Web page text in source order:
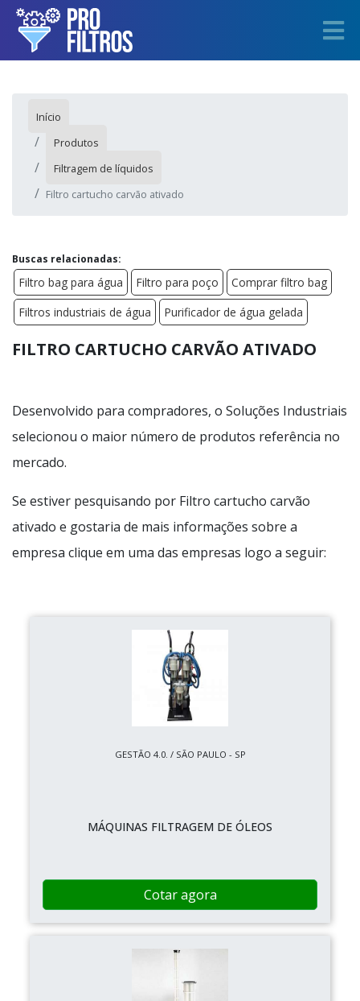
Início
Produtos
Filtragem de líquidos
Filtro cartucho carvão ativado
Buscas relacionadas:
Filtro bag para água Filtro para poço
Comprar filtro bag
Filtros industriais de água
Purificador de água gelada
FILTRO CARTUCHO CARVÃO ATIVADO
Desenvolvido para compradores, o Soluções Industriais
selecionou o maior número de produtos referência no
mercado.
Se estiver pesquisando por Filtro cartucho carvão
ativado e gostaria de mais informações sobre a
empresa clique em uma das empresas logo a seguir:
GESTÃO 4.0. / SÃO PAULO - SP
MÁQUINAS FILTRAGEM DE ÓLEOS
Cotar agora